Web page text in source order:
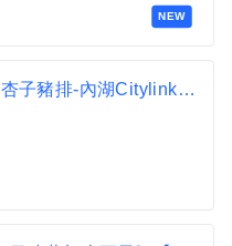
NEW
內外場兼職/計時/工讀夥伴【杏子豬排-內湖Citylink店】時薪230-270、加碼假日津貼可達時薪242-282